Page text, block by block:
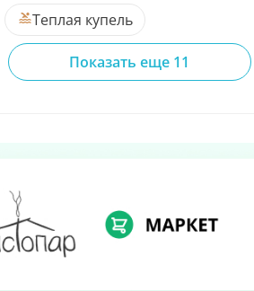
Теплая купель
Показать еще 11